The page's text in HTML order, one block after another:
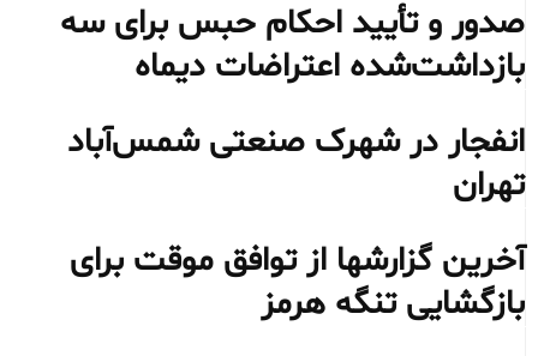
صدور و تأیید احکام حبس برای سه
بازداشت‌شده اعتراضات دیماه
انفجار در شهرک صنعتی شمس‌آباد
تهران
آخرین گزارشها از توافق موقت برای
بازگشایی تنگه هرمز